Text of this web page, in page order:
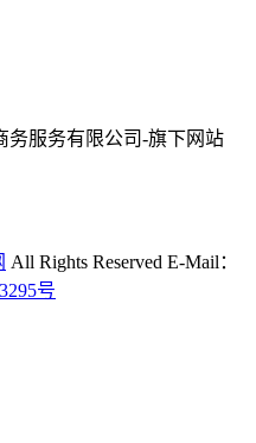
务服务有限公司-旗下网站
All Rights Reserved E-Mail：
号